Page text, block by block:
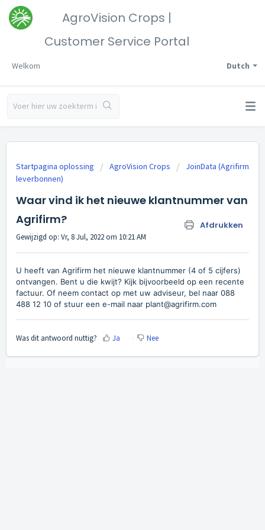
AgroVision Crops |
Customer Service Portal
Dutch
Welkom
Startpagina oplossing AgroVision Crops
JoinData (Agrifirm
leverbonnen)
Waar vind ik het nieuwe klantnummer van
Agrifirm?
Afdrukken
Gewijzigd op: Vr, 8 Jul, 2022 om 10:21 AM
U heeft van Agrifirm het nieuwe klantnummer (4 of 5 cijfers)
ontvangen. Bent u die kwijt? Kijk bijvoorbeeld op een recente
factuur. Of neem contact op met uw adviseur, bel naar 088
488 12 10 of stuur een e-mail naar plant@agrifirm.com
Was dit antwoord nuttig? Ja Nee